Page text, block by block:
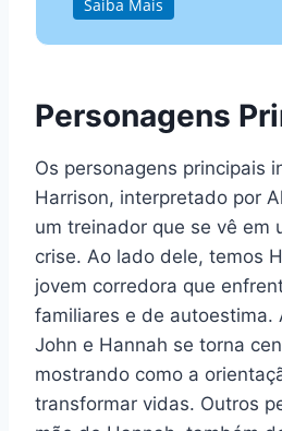
Saiba Mais
Personagens
Os personagens principais
Harrison, interpretado por
um treinador que se vê em
crise. Ao lado dele, temos
jovem corredora que
familiares e de autoestima.
John e Hannah se torna
mostrando como a
transformar vidas. Outros